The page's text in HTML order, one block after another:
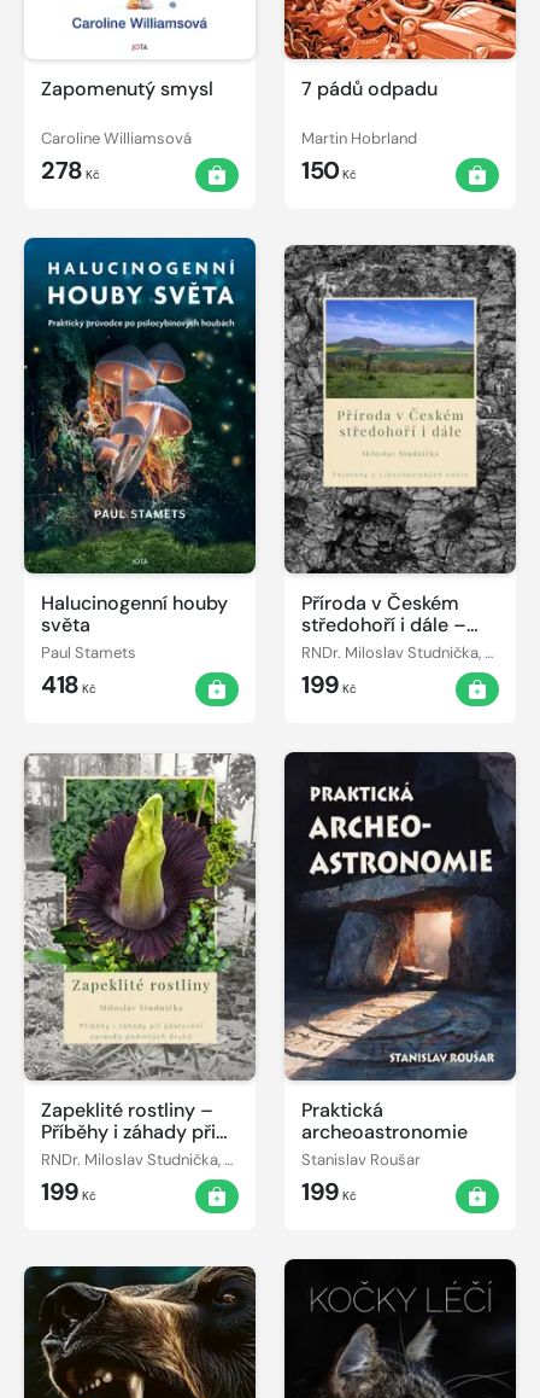
Zapomenutý smysl
Caroline Williamsová
278 Kč
7 pádů odpadu
Martin Hobrland
150Kč
Halucinogenní houby
světa
Paul Stamets
418 Kč
Příroda v Českém
středohoří i dále –
Fejetony z
Libochovických novin
RNDr. Miloslav Studnička, CSc.
199 Kč
Zapeklité rostliny –
Příběhy i záhady při
pěstování opravdu
podivných druhů
RNDr. Miloslav Studnička, CSc.
199 Kč
Praktická
archeoastronomie
Stanislav Roušar
199 Kč